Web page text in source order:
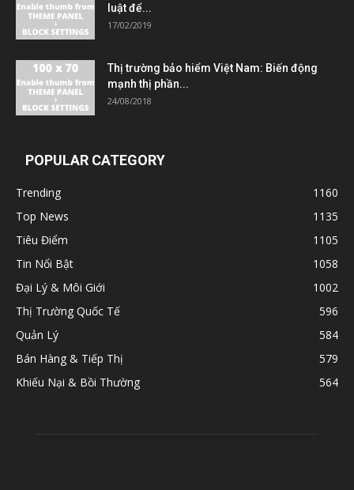
luật để...
17/02/2019
Thị trường bảo hiểm Việt Nam: Biến động
mạnh thị phần...
24/08/2018
POPULAR CATEGORY
Trending
1160
Top News
1135
Tiêu Điểm
1105
Tin Nổi Bật
1058
Đại Lý & Môi Giới
1002
Thị Trường Quốc Tế
596
Quản Lý
584
Bán Hàng & Tiếp Thị
579
Khiếu Nại & Bồi Thường
564